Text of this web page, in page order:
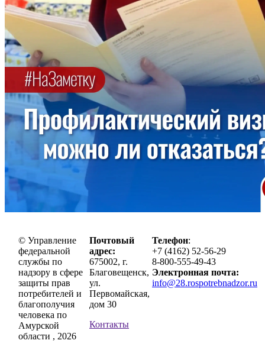
© Управление
федеральной
службы по
надзору в сфере
защиты прав
потребителей и
благополучия
человека по
Амурской
области , 2026
Почтовый
адрес:
675002, г.
Благовещенск,
ул.
Первомайская,
дом 30
Контакты
Телефон:
+7 (4162) 52-56-29
8-800-555-49-43
Электронная почта:
info@28.rospotrebnadzor.ru